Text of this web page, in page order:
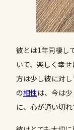
彼とは1年同棲し
いて、楽しく幸
方は少し彼に対
の相性は、今は
に、心が通い切れ